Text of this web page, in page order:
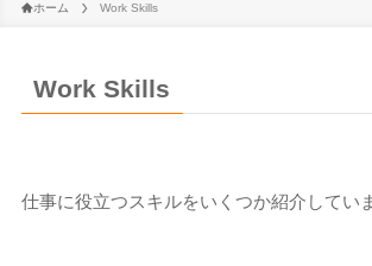
ホーム Work Skills
Work Skills
仕事に役立つスキルをいくつか紹介してい